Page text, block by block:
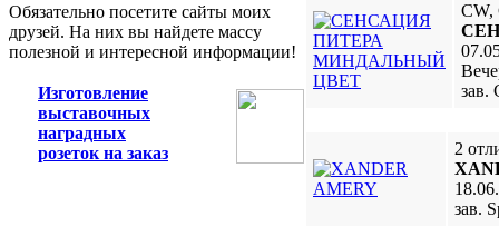
Обязательно посетите сайты моих
друзей. На них вы найдете массу
полезной и интересной информации!
Изготовление
выставочных
наградных
розеток на заказ
зав.
2
зав.